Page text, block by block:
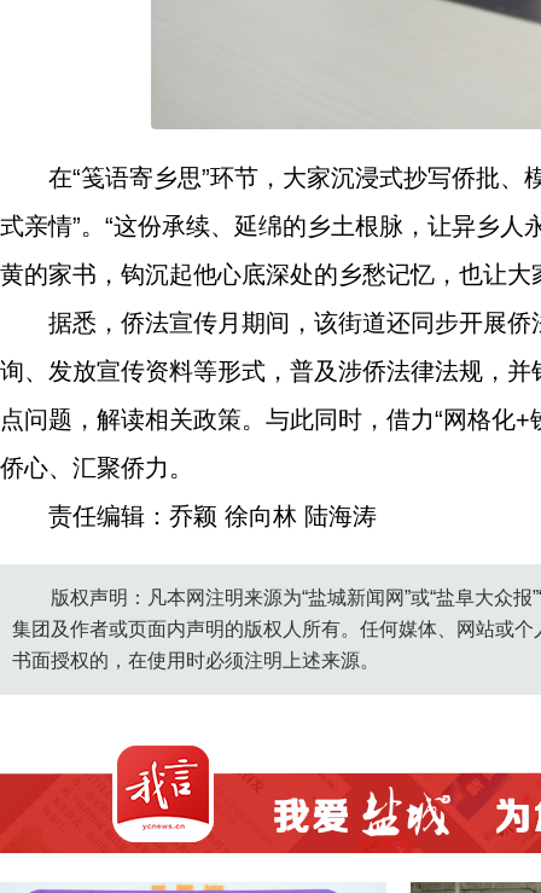
在“笺语寄乡思”环节，大家沉浸式抄写侨批
式亲情”。“这份承续、延绵的乡土根脉，让异乡
黄的家书，钩沉起他心底深处的乡愁记忆，也让
据悉，侨法宣传月期间，该街道还同步开展
询、发放宣传资料等形式，普及涉侨法律法规，
点问题，解读相关政策。与此同时，借力“网格化
侨心、汇聚侨力。
责任编辑：乔颖 徐向林 陆海涛
版权声明：凡本网注明来源为“盐城新闻网”或“盐阜大众
集团及作者或页面内声明的版权人所有。任何媒体、网站或
书面授权的，在使用时必须注明上述来源。